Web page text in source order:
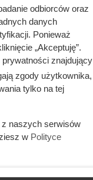
odbiorców oraz
danych
Ponieważ
„Akceptuję”.
znajdujący
zgody użytkownika,
tylko na tej
z naszych serwisów
w Polityce